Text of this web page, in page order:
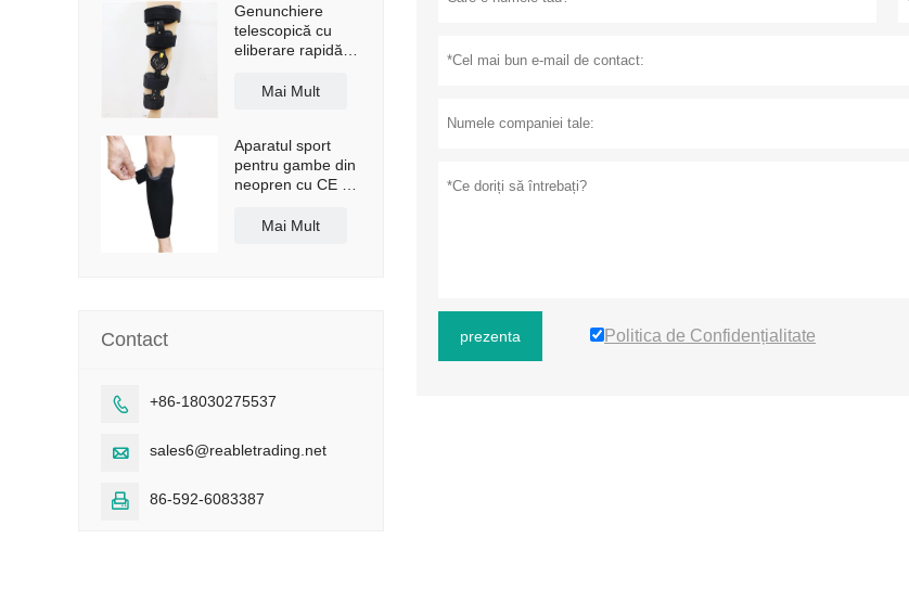
prezenta Politica de Confidențialitate
Genunchiere
telescopică cu
eliberare rapidă,
umărMai Mult
Aparatul sport
pentru gambe din
neopren cu CE și
Mai Mult
Contact
 +86-18030275537
 sales6@reabletrading.net
 86-592-6083387